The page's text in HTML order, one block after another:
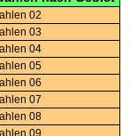
02
03
04
05
06
07
08
09